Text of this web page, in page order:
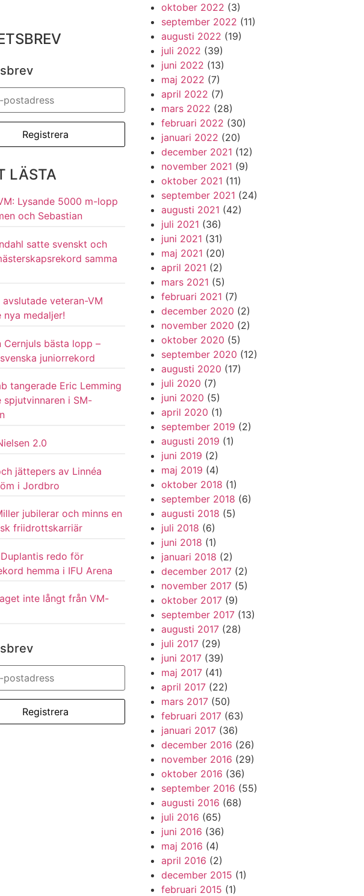
LÄSTA
Lysande 5000 m-lopp
och Sebastian
satte svenskt och
samma
avslutade veteran-VM
nya medaljer!
Cernjuls bästa lopp –
juniorrekord
tangerade Eric Lemming
spjutvinnaren i SM-
2.0
jättepers av Linnéa
i Jordbro
jubilerar och minns en
friidrottskarriär
redo för
hemma i IFU Arena
inte långt från VM-
oktober 2022 (3)
september 2022 (11)
augusti 2022 (19)
juli 2022 (39)
juni 2022 (13)
maj 2022 (7)
april 2022 (7)
mars 2022 (28)
februari 2022 (30)
januari 2022 (20)
december 2021 (12)
november 2021 (9)
oktober 2021 (11)
september 2021 (24)
augusti 2021 (42)
juli 2021 (36)
juni 2021 (31)
maj 2021 (20)
april 2021 (2)
mars 2021 (5)
februari 2021 (7)
december 2020 (2)
november 2020 (2)
oktober 2020 (5)
september 2020 (12)
augusti 2020 (17)
juli 2020 (7)
juni 2020 (5)
april 2020 (1)
september 2019 (2)
augusti 2019 (1)
juni 2019 (2)
maj 2019 (4)
oktober 2018 (1)
september 2018 (6)
augusti 2018 (5)
juli 2018 (6)
juni 2018 (1)
januari 2018 (2)
december 2017 (2)
november 2017 (5)
oktober 2017 (9)
september 2017 (13)
augusti 2017 (28)
juli 2017 (29)
juni 2017 (39)
maj 2017 (41)
april 2017 (22)
mars 2017 (50)
februari 2017 (63)
januari 2017 (36)
december 2016 (26)
november 2016 (29)
oktober 2016 (36)
september 2016 (55)
augusti 2016 (68)
juli 2016 (65)
juni 2016 (36)
maj 2016 (4)
april 2016 (2)
december 2015 (1)
februari 2015 (1)